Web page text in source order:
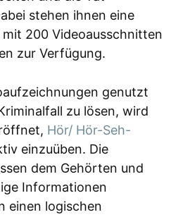
stehen ihnen eine
200 Videoausschnitten
zur Verfügung.
genutzt
zu lösen, wird
Hör/ Hör-Seh-
einzuüben. Die
dem Gehörten und
Informationen
einen logischen